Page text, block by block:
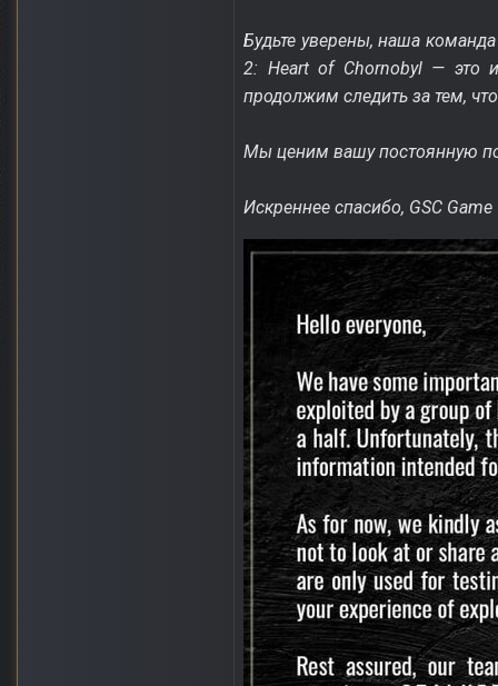
Будьте уверены, наша
2: Heart of Chornobyl — это
продолжим следить за тем,
Мы ценим вашу постоянную
Искреннее спасибо, GSC